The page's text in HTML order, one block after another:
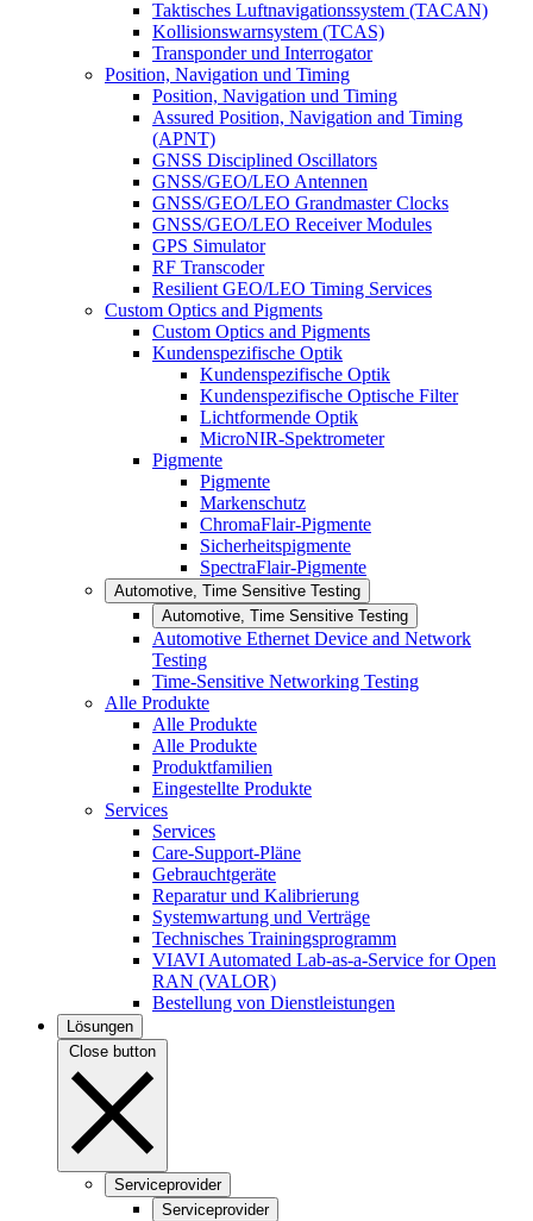
Taktisches Luftnavigationssystem (TACAN)
Kollisionswarnsystem (TCAS)
Transponder und Interrogator
Position, Navigation und Timing
Position, Navigation und Timing
Assured Position, Navigation and Timing
(APNT)
GNSS Disciplined Oscillators
GNSS/GEO/LEO Antennen
GNSS/GEO/LEO Grandmaster Clocks
GNSS/GEO/LEO Receiver Modules
GPS Simulator
RF Transcoder
Resilient GEO/LEO Timing Services
Custom Optics and Pigments
Custom Optics and Pigments
Kundenspezifische Optik
Kundenspezifische Optik
Kundenspezifische Optische Filter
Lichtformende Optik
MicroNIR-Spektrometer
Pigmente
Pigmente
Markenschutz
ChromaFlair-Pigmente
Sicherheitspigmente
SpectraFlair-Pigmente
Automotive, Time Sensitive Testing
Automotive, Time Sensitive Testing
Automotive Ethernet Device and Network
Testing
Time-Sensitive Networking Testing
Alle Produkte
Alle Produkte
Alle Produkte
Produktfamilien
Eingestellte Produkte
Services
Services
Care-Support-Pläne
Gebrauchtgeräte
Reparatur und Kalibrierung
Systemwartung und Verträge
Technisches Trainingsprogramm
VIAVI Automated Lab-as-a-Service for Open
RAN (VALOR)
Bestellung von Dienstleistungen
Lösungen
Close button
Serviceprovider
Serviceprovider